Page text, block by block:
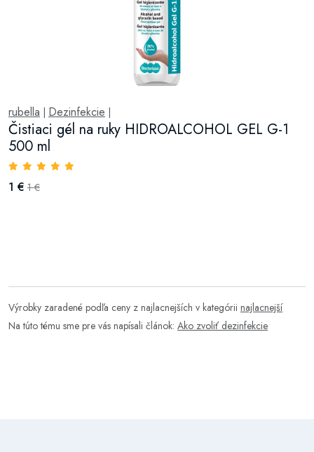
rubella Dezinfekcie
Čistiaci gél na ruky HIDROALCOHOL GEL G-1
500 ml
1 € 1 €
Výrobky zaradené podľa ceny z najlacnejších v kategórii najlacnejší
Na túto tému sme pre vás napísali článok: Ako zvoliť dezinfekcie